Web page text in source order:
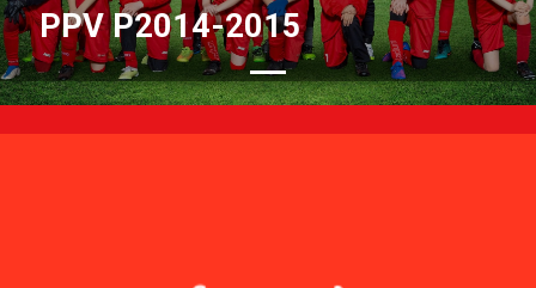
PPV P2014-2015